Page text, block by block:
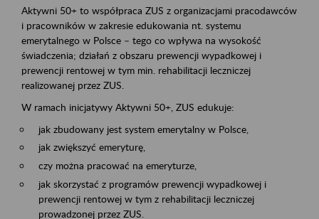
Aktywni 50+ to współpraca ZUS z organizacjami pracodawców
i pracowników w zakresie edukowania nt. systemu
emerytalnego w Polsce – tego co wpływa na wysokość
świadczenia; działań z obszaru prewencji wypadkowej i
prewencji rentowej w tym min. rehabilitacji leczniczej
realizowanej przez ZUS.
W ramach inicjatywy Aktywni 50+, ZUS edukuje:
jak zbudowany jest system emerytalny w Polsce,
jak zwiększyć emeryturę,
czy można pracować na emeryturze,
jak skorzystać z programów prewencji wypadkowej i
prewencji rentowej w tym z rehabilitacji leczniczej
prowadzonej przez ZUS.